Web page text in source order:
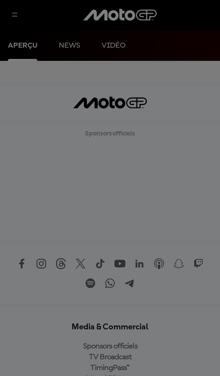
APERÇU NEWS VIDÉO
Sponsors officiels
Media & Commercial
Sponsors officiels
TV Broadcast
TimingPass™